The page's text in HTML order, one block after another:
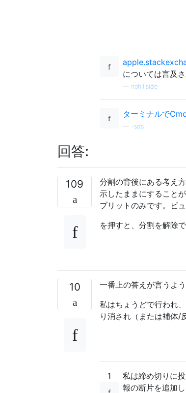
については言及さ
nohillside
ターミナルで
-sds
回答:
109
分割の背後にある考え
示したままにすること
プリットのみです。ビ
を押すと、分割を解除
10 一番上の答えが言うよ
私はちょうどで行われ
り消され（または補体/
1
私は締め切りに
報の断片を追加し